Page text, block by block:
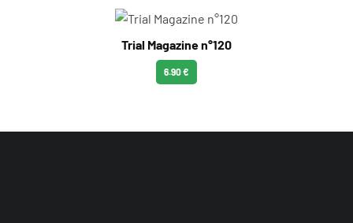
Trial Magazine n°120
6.90 €